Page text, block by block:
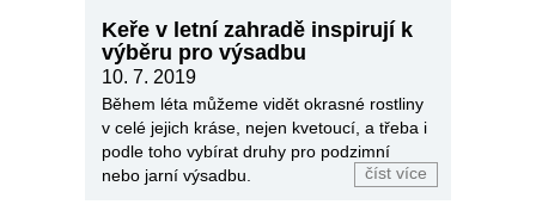
Keře v letní zahradě inspirují k
výběru pro výsadbu
10. 7. 2019
Během léta můžeme vidět okrasné rostliny
v celé jejich kráse, nejen kvetoucí, a třeba i
podle toho vybírat druhy pro podzimní
nebo jarní výsadbu.
číst více